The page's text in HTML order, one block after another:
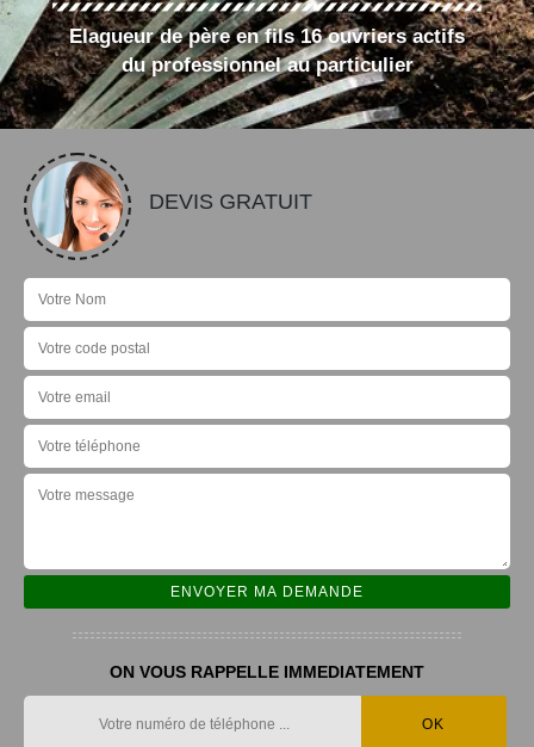
Elagueur de père en fils 16 ouvriers actifs
du professionnel au particulier
DEVIS GRATUIT
ON VOUS RAPPELLE IMMEDIATEMENT